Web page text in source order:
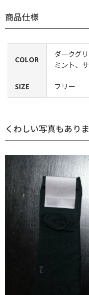
商品仕様
COLOR
ダークグ
ミント、
SIZE フリー
くわしい写真もあり